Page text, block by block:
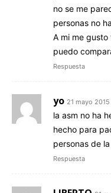
no se me
personas no
A mi me
puedo
Respuesta
yo 21 mayo 2015
la asm no ha
hecho para
personas de
Respuesta